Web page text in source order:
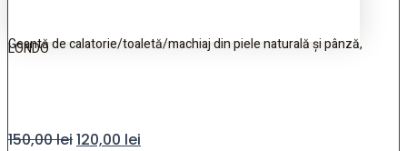
Geantă de calatorie/toaletă/machiaj din piele naturală și pânză,
LONDO
150,00lei120,00 lei